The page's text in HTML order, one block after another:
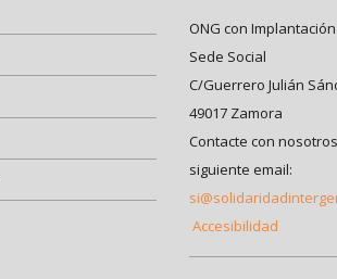
ONG con
Sede Social
C/Guerrero Julián
49017 Zamora
Contacte con
siguiente email:
Accesibilidad